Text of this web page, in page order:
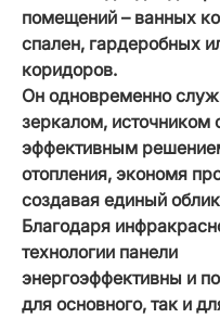
помещений – ванных
спален, гардеробных
коридоров.
Он одновременно
зеркалом, источником
эффективным
отопления, экономя
создавая единый
Благодаря
технологии панели
энергоэффективны и
для основного, так и